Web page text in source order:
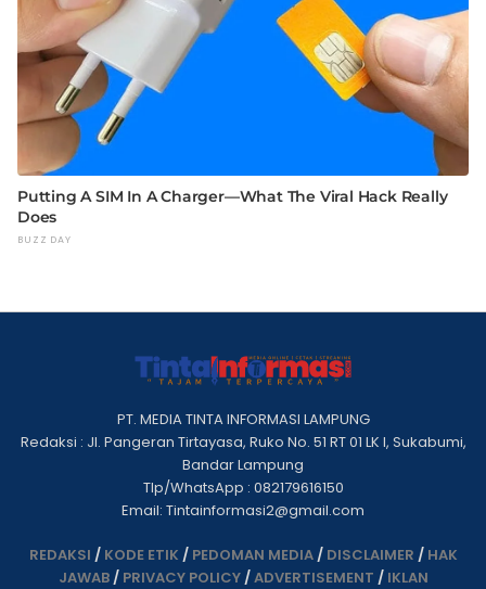
PT. MEDIA TINTA INFORMASI LAMPUNG
Redaksi : Jl. Pangeran Tirtayasa, Ruko No. 51 RT 01 LK I, Sukabumi,
Bandar Lampung
Tlp/WhatsApp : 082179616150
Email: Tintainformasi2@gmail.com
REDAKSI / KODE ETIK / PEDOMAN MEDIA/ DISCLAIMER / HAK
JAWAB/ PRIVACY POLICY/ADVERTISEMENT / IKLAN